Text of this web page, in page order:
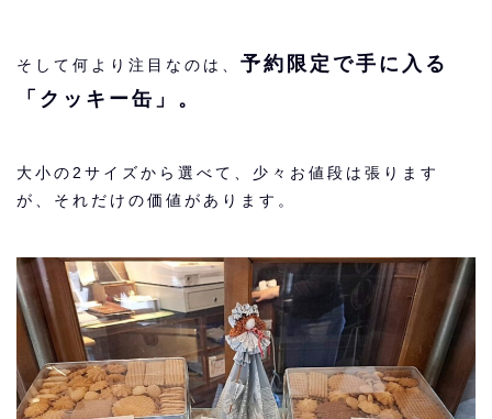
そして何より注目なのは、 予約限定で手に入る
「クッキー缶」。
大小の2サイズから選べて、少々お値段は張ります
が、それだけの価値があります。